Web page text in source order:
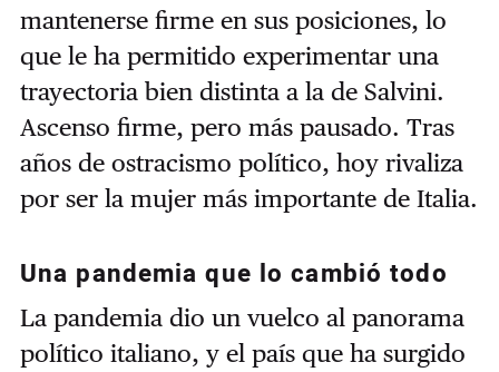
mantenerse firme en sus posiciones, lo
que le ha permitido experimentar una
trayectoria bien distinta a la de Salvini.
Ascenso firme, pero más pausado. Tras
años de ostracismo político, hoy rivaliza
por ser la mujer más importante de Italia.
Una pandemia que lo cambió todo
La pandemia dio un vuelco al panorama
político italiano, y el país que ha surgido